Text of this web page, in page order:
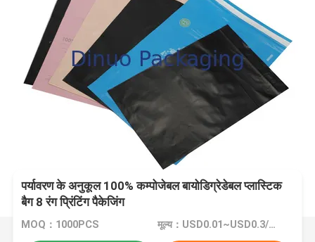
पर्यावरण के अनुकूल 100% कम्पोजेबल बायोडिग्रेडेबल प्लास्टिक
बैग 8 रंग प्रिंटिंग पैकेजिंग
MOQ：1000PCS मूल्य：USD0.01~USD0.3/PC